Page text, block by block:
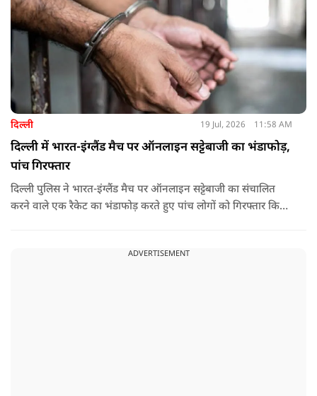
दिल्ली 19 Jul, 2026 11:58 AM
दिल्ली में भारत-इंग्लैंड मैच पर ऑनलाइन सट्टेबाजी का भंडाफोड़,
पांच गिरफ्तार
दिल्ली पुलिस ने भारत-इंग्लैंड मैच पर ऑनलाइन सट्टेबाजी का संचालित
करने वाले एक रैकेट का भंडाफोड़ करते हुए पांच लोगों को गिरफ्तार किया
ADVERTISEMENT